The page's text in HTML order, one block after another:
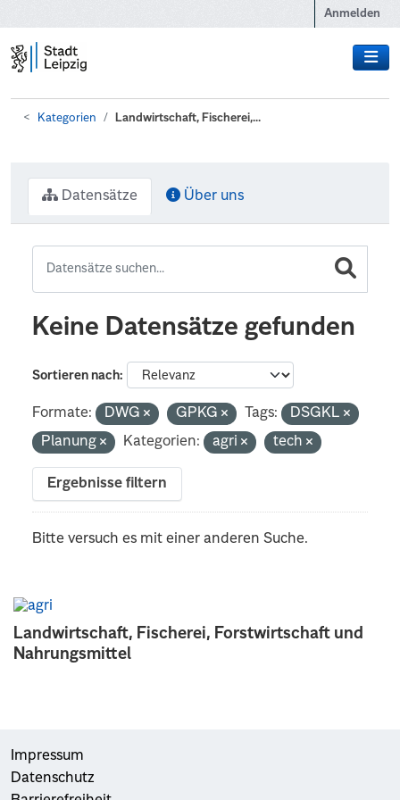
Anmelden
Kategorien Landwirtschaft, Fischerei,...
Landwirtschaft, Fischerei, Forstwirtschaft und
Nahrungsmittel
Datensätze Über uns
Keine Datensätze gefunden
Sortieren nach
Formate: DWG GPKG Tags:
DSGKL
Planung
Kategorien: agri tech
Ergebnisse filtern
Bitte versuch es mit einer anderen Suche.
Impressum
Datenschutz